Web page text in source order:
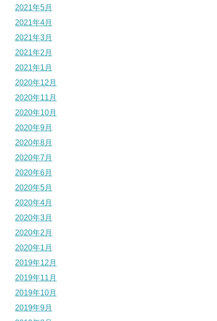
2021年5月
2021年4月
2021年3月
2021年2月
2021年1月
2020年12月
2020年11月
2020年10月
2020年9月
2020年8月
2020年7月
2020年6月
2020年5月
2020年4月
2020年3月
2020年2月
2020年1月
2019年12月
2019年11月
2019年10月
2019年9月